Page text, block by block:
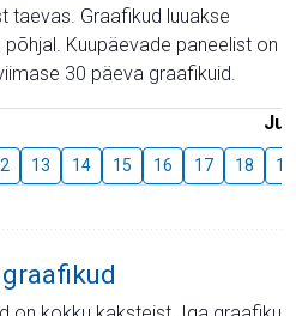
taevas. Graafikud luuakse
Kuupäevade paneelist on
30 päeva graafikuid.
13 14 15 16 17 18 19